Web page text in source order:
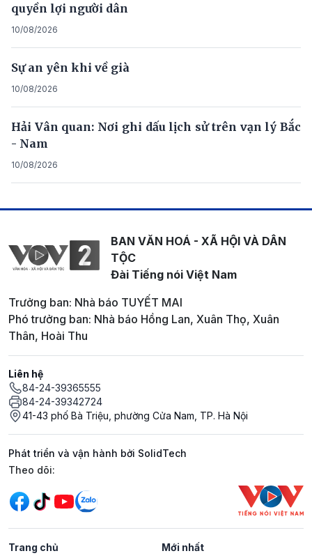
quyền lợi người dân
10/08/2026
Sự an yên khi về già
10/08/2026
Hải Vân quan: Nơi ghi dấu lịch sử trên vạn lý Bắc
- Nam
10/08/2026
BAN VĂN HOÁ - XÃ HỘI VÀ DÂN
TỘC
Đài Tiếng nói Việt Nam
Trưởng ban: Nhà báo TUYẾT MAI
Phó trưởng ban: Nhà báo Hồng Lan, Xuân Thọ, Xuân
Thân, Hoài Thu
Liên hệ
84-24-39365555
84-24-39342724
41-43 phố Bà Triệu, phường Cửa Nam, TP. Hà Nội
Phát triển và vận hành bởi SolidTech
Mạng xã hội
Theo dõi:
Trang chủ Mới nhất